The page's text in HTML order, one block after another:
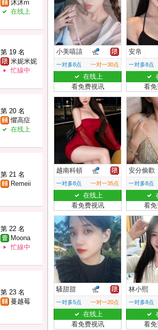
沐沐m
在线上
第 19 名
米妮米妮
忙線中
第 20 名
懼高症
在线上
第 21 名
Remeii
第 22 名
Moona
忙線中
第 23 名
蔓越莓
小美嘻譆
一对多8点 一对一30点
在线上
看免费视讯
安帛
一对多8点
看
越南科頓
一对多8点 一对一35点
在线上
看免费视讯
安分偷歡
一对多8点
看
騷甜甜
一对多5点 一对一20点
在线上
看免费视讯
林小熙
一对多8点
看